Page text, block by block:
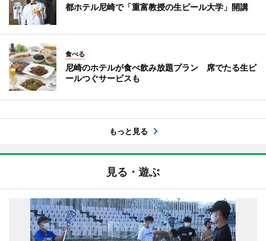
都ホテル尼崎で「重富教授の生ビール大学」開講
食べる
尼崎のホテルが食べ飲み放題プラン 席でたる生ビ
ールつぐサービスも
もっと見る
見る・遊ぶ